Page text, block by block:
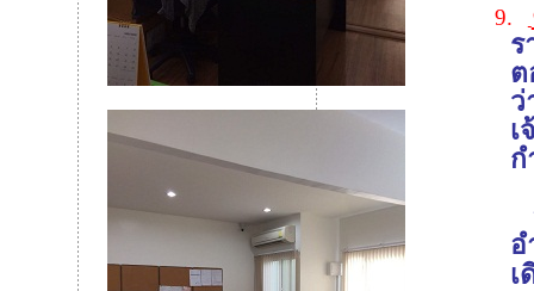
9.
ร
ต
ว่
เ
ก
อ
อ
เ